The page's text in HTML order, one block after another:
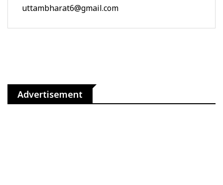
uttambharat6@gmail.com
Advertisement